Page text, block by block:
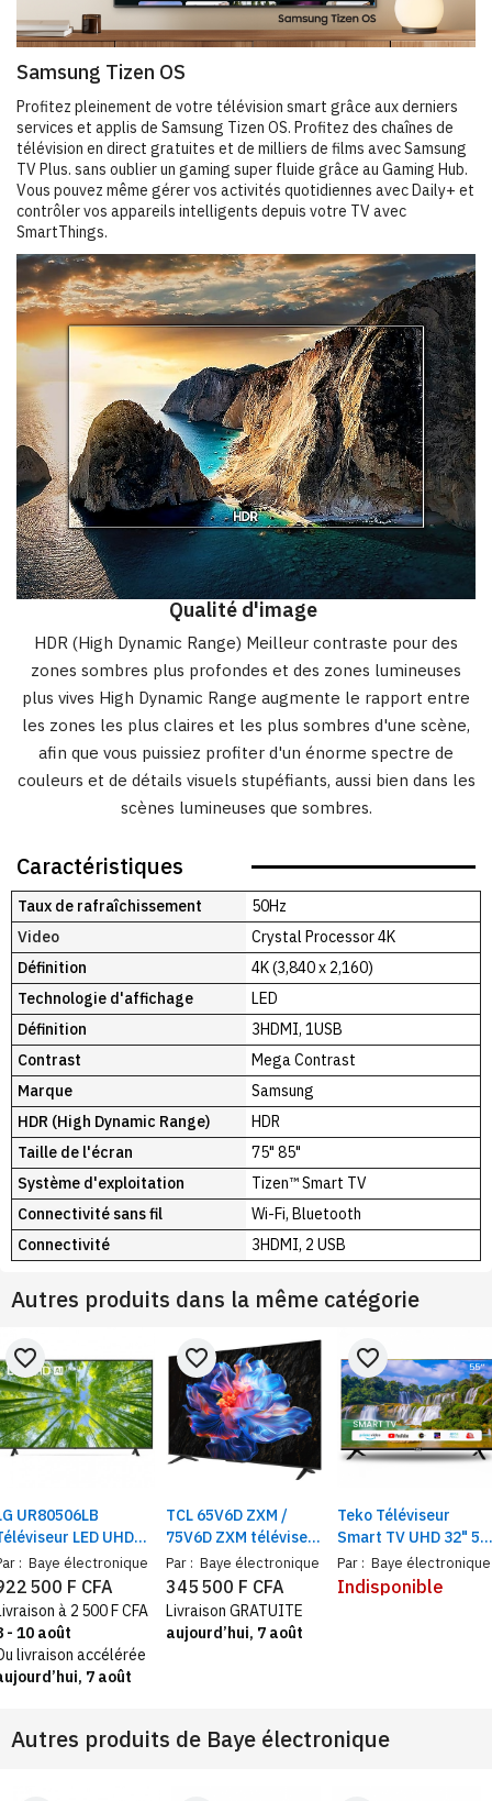
Samsung Tizen OS
Profitez pleinement de votre télévision smart grâce aux derniers
services et applis de Samsung Tizen OS. Profitez des chaînes de
télévision en direct gratuites et de milliers de films avec Samsung
TV Plus. sans oublier un gaming super fluide grâce au Gaming Hub.
Vous pouvez même gérer vos activités quotidiennes avec Daily+ et
contrôler vos appareils intelligents depuis votre TV avec
SmartThings.
Qualité d'image
HDR (High Dynamic Range) Meilleur contraste pour des
zones sombres plus profondes et des zones lumineuses
plus vives High Dynamic Range augmente le rapport entre
les zones les plus claires et les plus sombres d'une scène,
afin que vous puissiez profiter d'un énorme spectre de
couleurs et de détails visuels stupéfiants, aussi bien dans les
scènes lumineuses que sombres.
Caractéristiques
Taux de rafraîchissement
50Hz
Video
Crystal Processor 4K
Définition
4K (3,840 x 2,160)
Technologie d'affichage
LED
Définition
3HDMI, 1USB
Contrast
Mega Contrast
Marque
Samsung
HDR (High Dynamic Range)
HDR
Taille de l'écran
75" 85"
Système d'exploitation
Tizen™ Smart TV
Connectivité sans fil
Wi-Fi, Bluetooth
Connectivité
3HDMI, 2 USB
Autres produits dans la même catégorie
UR80506LB
LED UHD
86" , ThinQ AI TV,
TV Noir,
a7
: Baye électronique
favorite_border
500 F CFA
à 2 500 F CFA
- 10 août
livraison accélérée
7 août
TCL 65V6D ZXM /
75V6D ZXM téléviseur
Smart Google TV 4K
UHD – Ecran 65" / 75",
Wi-Fi, HDR10,
contrôle vocal
Par : Baye électronique
favorite_border
345 500 F CFA
Livraison GRATUITE
aujourd’hui, 7 août
Teko Téléviseur
Smart TV UHD 32"
65" QBF1W/
55QBQ6W/ 65QBF1W
Par : Baye électronique
favorite_border
Indisponible
Autres produits de Baye électronique